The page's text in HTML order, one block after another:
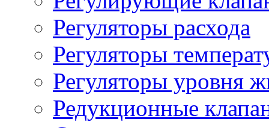
Регуляторы расхода
Регуляторы
Регуляторы уровня
Редукционные